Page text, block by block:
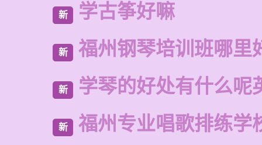
新 学古筝好嘛
新 福州钢琴培训班哪里
新 学琴的好处有什么呢
新 福州专业唱歌排练学